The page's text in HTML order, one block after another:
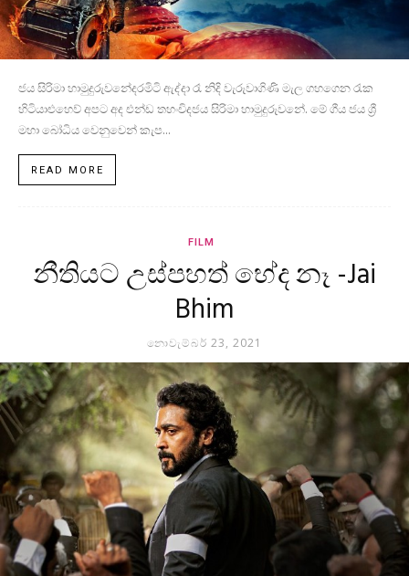
ජය සිරිමා හාමුදුරුවනේදරමිටි ඇද්දා රෑ නිදි වැරුවාගිණි මැල ගහගෙන රැක
හිටියාඑහෙව් අපට අද එන්ඩ තහංචිදජය සිරිමා හාමුදුරුවනේ. මේ ගීය ජය ශ්‍රී
මහා බෝධිය වෙනුවෙන් කැප...
READ MORE
FILM
නීතියට උස්පහත් භේද නෑ -Jai
Bhim
නොවැම්බර් 23, 2021